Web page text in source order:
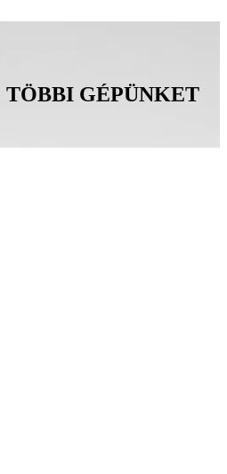
GÉPÜNKET